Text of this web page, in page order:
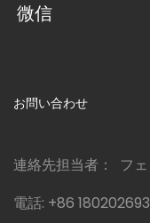
微信
お問い合わせ
連絡先担当者： フ
電話: +86